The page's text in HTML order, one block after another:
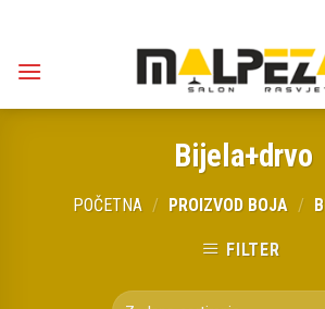
content
Bijela+drvo
POČETNA / PROIZVOD BOJA /
FILTER